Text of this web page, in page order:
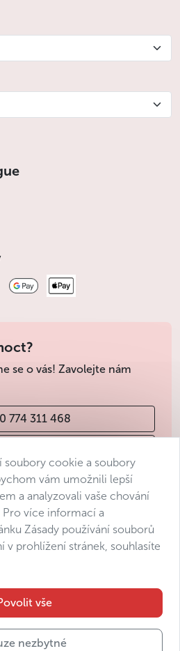
se o vás! Zavolejte nám
774 311 468
soubory cookie a soubory
vám umožnili lepší
a analyzovali vaše chování
více informací a
Zásady používání souborů
v prohlížení stránek, souhlasíte
vše
nezbytné